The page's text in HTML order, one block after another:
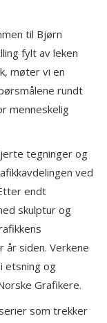
til Bjørn
fylt av leken
møter vi en
rundt
menneskelig
tegninger og
ved
endt
skulptur og
siden. Verkene
etsning og
Grafikere.
som trekker